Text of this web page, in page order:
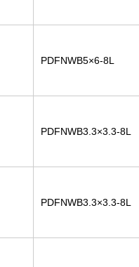
PDFNWB5×6-8L
PDFNWB3.3×3.3-8L
PDFNWB3.3×3.3-8L